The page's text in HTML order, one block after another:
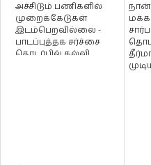
அச்சிடும் பணிகளில்
முறைக்கேடுகள்
இடம்பெறவில்லை -
பாடப்புத்தக சர்ச்சை
தொடர்பில் கல்வி